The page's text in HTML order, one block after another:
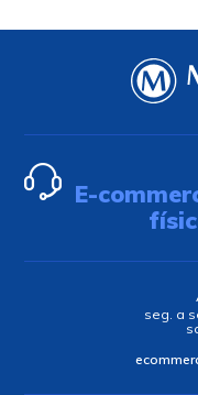
E-
seg. a